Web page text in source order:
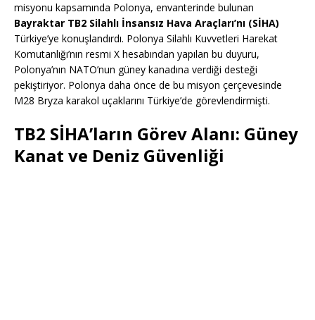
misyonu kapsamında Polonya, envanterinde bulunan
Bayraktar TB2 Silahlı İnsansız Hava Araçları’nı (SİHA)
Türkiye’ye konuşlandırdı. Polonya Silahlı Kuvvetleri Harekat
Komutanlığı’nın resmi X hesabından yapılan bu duyuru,
Polonya’nın NATO’nun güney kanadına verdiği desteği
pekiştiriyor. Polonya daha önce de bu misyon çerçevesinde
M28 Bryza karakol uçaklarını Türkiye’de görevlendirmişti.
TB2 SİHA’ların Görev Alanı: Güney
Kanat ve Deniz Güvenliği